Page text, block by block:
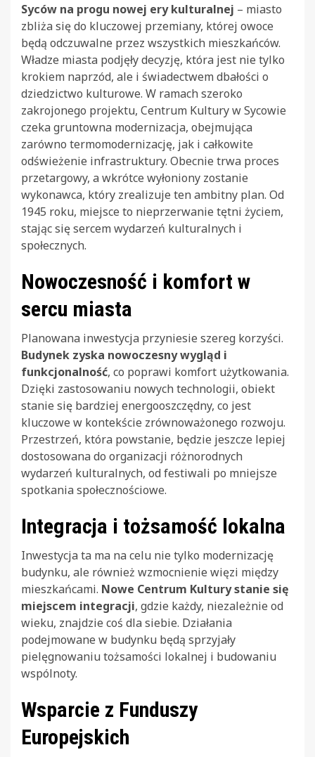
Syców na progu nowej ery kulturalnej – miasto
zbliża się do kluczowej przemiany, której owoce
będą odczuwalne przez wszystkich mieszkańców.
Władze miasta podjęły decyzję, która jest nie tylko
krokiem naprzód, ale i świadectwem dbałości o
dziedzictwo kulturowe. W ramach szeroko
zakrojonego projektu, Centrum Kultury w Sycowie
czeka gruntowna modernizacja, obejmująca
zarówno termomodernizację, jak i całkowite
odświeżenie infrastruktury. Obecnie trwa proces
przetargowy, a wkrótce wyłoniony zostanie
wykonawca, który zrealizuje ten ambitny plan. Od
1945 roku, miejsce to nieprzerwanie tętni życiem,
stając się sercem wydarzeń kulturalnych i
społecznych.
Nowoczesność i komfort w
sercu miasta
Planowana inwestycja przyniesie szereg korzyści.
Budynek zyska nowoczesny wygląd i
funkcjonalność, co poprawi komfort użytkowania.
Dzięki zastosowaniu nowych technologii, obiekt
stanie się bardziej energooszczędny, co jest
kluczowe w kontekście zrównoważonego rozwoju.
Przestrzeń, która powstanie, będzie jeszcze lepiej
dostosowana do organizacji różnorodnych
wydarzeń kulturalnych, od festiwali po mniejsze
spotkania społecznościowe.
Integracja i tożsamość lokalna
Inwestycja ta ma na celu nie tylko modernizację
budynku, ale również wzmocnienie więzi między
mieszkańcami. Nowe Centrum Kultury stanie się
miejscem integracji, gdzie każdy, niezależnie od
wieku, znajdzie coś dla siebie. Działania
podejmowane w budynku będą sprzyjały
pielęgnowaniu tożsamości lokalnej i budowaniu
wspólnoty.
Wsparcie z Funduszy
Europejskich